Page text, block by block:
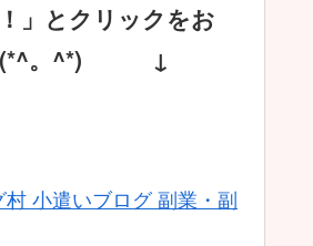
」とクリックをお
(*^。^*) ↓